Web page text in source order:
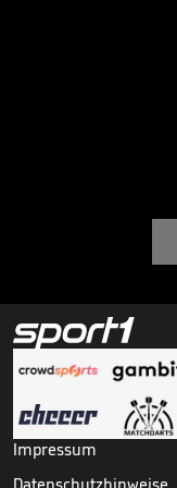
Impressum